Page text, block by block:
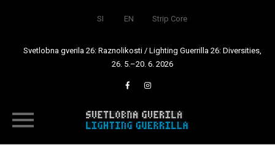
SI EN Strip Core
Svetlobna gverila 26: Raznolikosti / Lighting Guerrilla 26: Diversities,
26. 5.–20. 6. 2026